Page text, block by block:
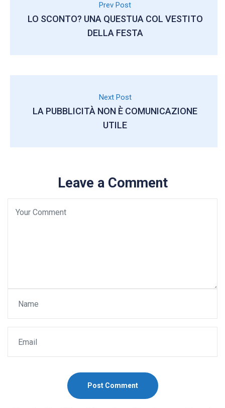
Prev Post
LO SCONTO? UNA QUESTUA COL VESTITO
DELLA FESTA
Next Post
LA PUBBLICITÀ NON È COMUNICAZIONE
UTILE
Leave a Comment
Post Comment